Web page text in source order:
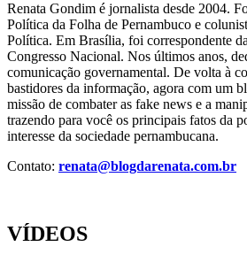
Renata Gondim é jornalista desde 2004.
Política da Folha de Pernambuco e
Política. Em Brasília, foi correspondente
Congresso Nacional. Nos últimos anos,
comunicação governamental. De volta à
bastidores da informação, agora com um
missão de combater as fake news e a
trazendo para você os principais fatos da
interesse da sociedade pernambucana.
Contato: renata@blogdarenata.com.br
VÍDEOS